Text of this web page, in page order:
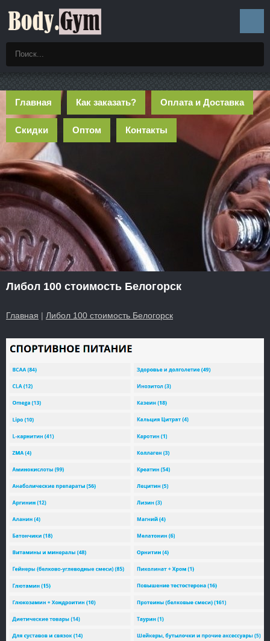
Главная Как заказать? Оплата и Доставка
Скидки Оптом Контакты
Либол 100 стоимость Белогорск
Главная | Либол 100 стоимость Белогорск